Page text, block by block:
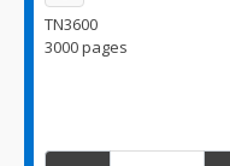
TN3600
3000 pages